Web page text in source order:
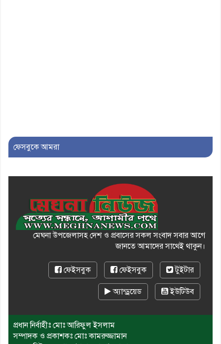
এবং একটি বিশ্লেষণ
ফেসবুকে আমরা
মেঘনা উপজেলাসহ দেশ ও প্রবাসের সকল সংবাদ সবার আগে
জানতে আমাদের সাথেই থাকুন।
ফেইসবুক ফেইসবুক টুইটার
অ্যান্ড্রয়েড ইউটিউব
প্রধান নির্বাহীঃ মোঃ আরিফুল ইসলাম
সম্পাদক ও প্রকাশকঃ মোঃ কামরুজ্জামান